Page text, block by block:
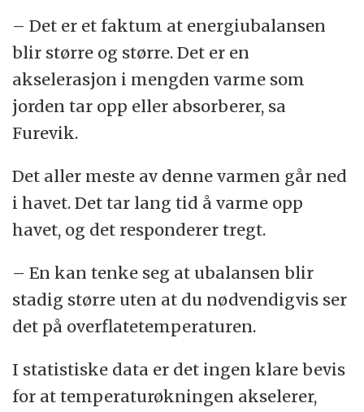
– Det er et faktum at energiubalansen
blir større og større. Det er en
akselerasjon i mengden varme som
jorden tar opp eller absorberer, sa
Furevik.
Det aller meste av denne varmen går ned
i havet. Det tar lang tid å varme opp
havet, og det responderer tregt.
– En kan tenke seg at ubalansen blir
stadig større uten at du nødvendigvis ser
det på overflatetemperaturen.
I statistiske data er det ingen klare bevis
for at temperaturøkningen akselerer,